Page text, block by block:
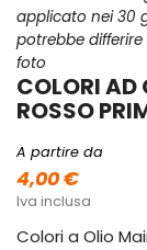
applicato nei 30
potrebbe
foto
COLORI AD
ROSSO
A partire da
4,00 €
Iva inclusa
Colori a Olio